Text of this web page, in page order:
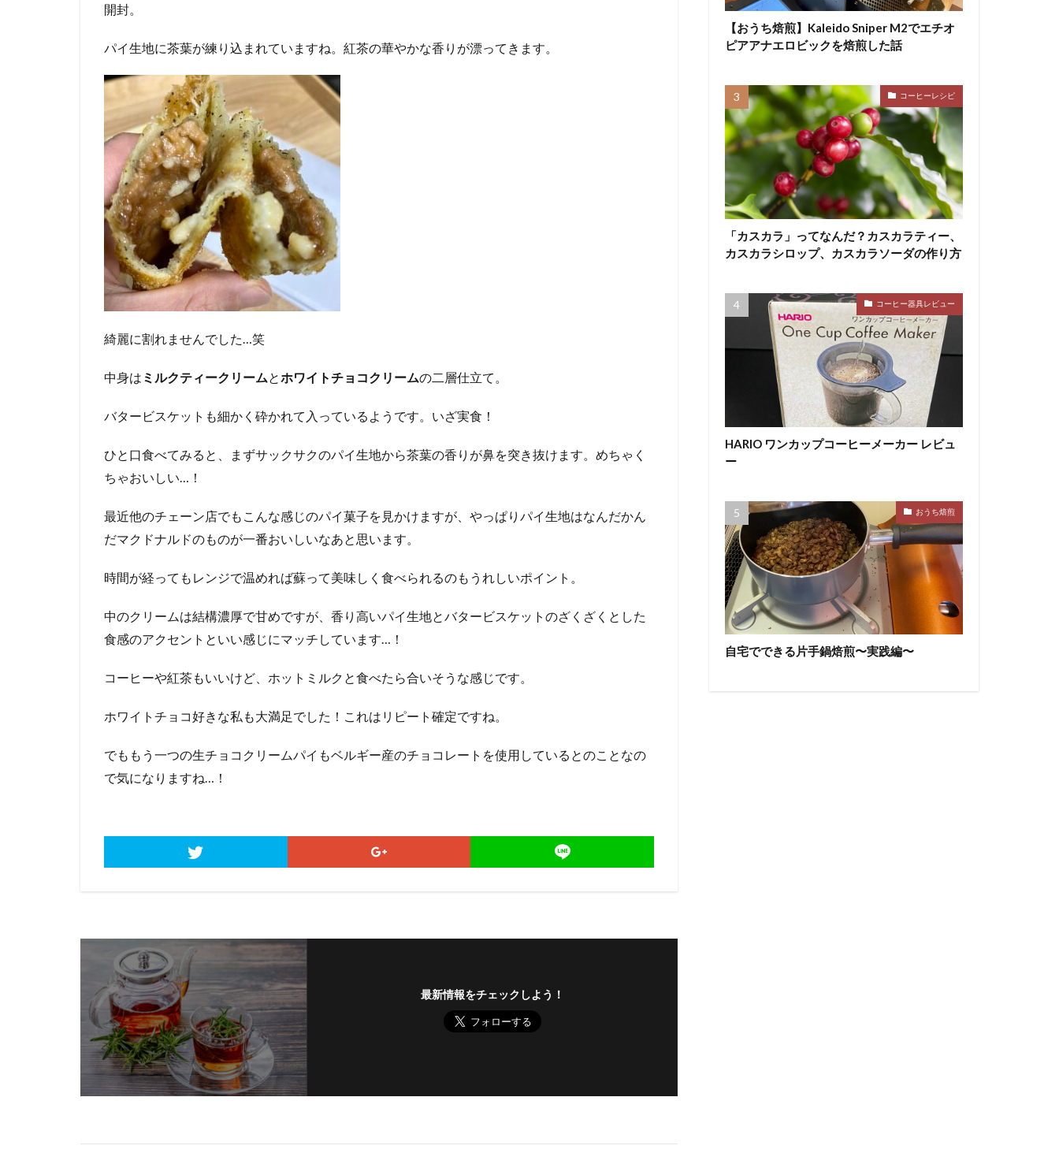
開封。
パイ生地に茶葉が練り込まれていますね。紅茶の華やかな香りが漂ってきます。
綺麗に割れませんでした…笑
中身は ミルクティークリーム と ホワイトチョコクリームの二層仕立て。
バタービスケットも細かく砕かれて入っているようです。いざ実食！
ひと口食べてみると、まずサックサクのパイ生地から茶葉の香りが鼻を突き抜けます。めちゃく
ちゃおいしい…！
最近他のチェーン店でもこんな感じのパイ菓子を見かけますが、やっぱりパイ生地はなんだかん
だマクドナルドのものが一番おいしいなあと思います。
時間が経ってもレンジで温めれば蘇って美味しく食べられるのもうれしいポイント。
中のクリームは結構濃厚で甘めですが、香り高いパイ生地とバタービスケットのざくざくとした
食感のアクセントといい感じにマッチしています…！
コーヒーや紅茶もいいけど、ホットミルクと食べたら合いそうな感じです。
ホワイトチョコ好きな私も大満足でした！これはリピート確定ですね。
でももう一つの生チョコクリームパイもベルギー産のチョコレートを使用しているとのことなの
で気になりますね…！
最新情報をチェックしよう！
【おうち焙煎】Kaleido Sniper M2でエチオ
ピアアナエロビックを焙煎した話
コーヒーレシピ
「カスカラ」ってなんだ？カスカラティー、
カスカラシロップ、カスカラソーダの作り方
コーヒー器具レビュー
HARIO ワンカップコーヒーメーカー レビュ
ー
おうち焙煎
自宅でできる片手鍋焙煎〜実践編〜